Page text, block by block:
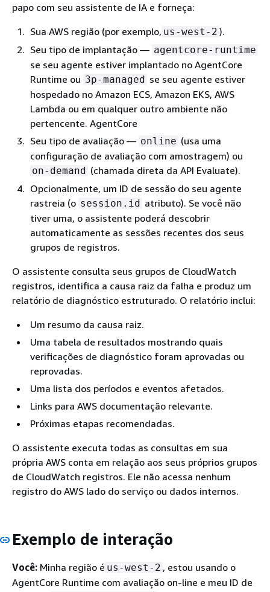
papo com seu assistente de IA e forneça:
Sua AWS região (por exemplo, us-west-2 ).
Seu tipo de implantação — agentcore-runtime
se seu agente estiver implantado no AgentCore
Runtime ou 3p-managed se seu agente estiver
hospedado no Amazon ECS, Amazon EKS, AWS
Lambda ou em qualquer outro ambiente não
pertencente. AgentCore
Seu tipo de avaliação — online (usa uma
configuração de avaliação com amostragem) ou
on-demand (chamada direta da API Evaluate).
Opcionalmente, um ID de sessão do seu agente
rastreia (o session.id atributo). Se você não
tiver uma, o assistente poderá descobrir
automaticamente as sessões recentes dos seus
grupos de registros.
O assistente consulta seus grupos de CloudWatch
registros, identifica a causa raiz da falha e produz um
relatório de diagnóstico estruturado. O relatório inclui:
Um resumo da causa raiz.
Uma tabela de resultados mostrando quais
verificações de diagnóstico foram aprovadas ou
reprovadas.
Uma lista dos períodos e eventos afetados.
Links para AWS documentação relevante.
Próximas etapas recomendadas.
O assistente executa todas as consultas em sua
própria AWS conta em relação aos seus próprios grupos
de CloudWatch registros. Ele não acessa nenhum
registro do AWS lado do serviço ou dados internos.
Exemplo de interação
Você: Minha região é us-west-2 , estou usando o
AgentCore Runtime com avaliação on-line e meu ID de